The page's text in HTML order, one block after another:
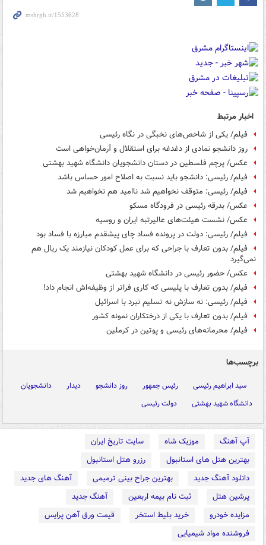
اخبار مرتبط
فیلم/ یکی از شاخص‌های نخبگی در نگاه رئیسی
روز دانشجو نمادی از دغدغه برای استقلال و آرمان‌خواهی است
عکس/ پرچم فلسطین در دستان دانشجویان دانشگاه شهید بهشتی
فیلم/ رئیسی: دانشجو باید نسبت به اصلاح امور حساس باشد
فیلم/ رئیسی: متوقف نخواهیم شد ناامید هم نخواهیم شد
عکس/ بدرقه رئیسی در فرودگاه مسکو
عکس/ نشست هیئت‌های عالیرتبه ایران و روسیه
فیلم/ رئیسی: دولت در پرونده فساد چای پیشقدم مبارزه با فساد بود
فیلم/ بدون تعارف با جراحی که برای عمل کودکان نیازمند یک ریال هم
نمی‌گیرد
عکس/ حضور رئیسی در دانشگاه شهید بهشتی
فیلم/ بدون تعارف با پلیسی که کاری فراتر از وظیفه‌اش انجام داد!
فیلم/ رئیسی: نه سازش نه تسلیم نبرد با اسرائیل
فیلم/ بدون تعارف با یکی از درختکاران نمونه‌ کشور
فیلم/ محرمانه‌های رئیسی و پوتین در کرملین
برچسب‌ها
سید ابراهیم رئیسی رئیس جمهور روز دانشجو دیدار
دانشجویان
دانشگاه شهید بهشتی
دولت رئیسی
آپ آهنگ موزیک شاه
سایت تاریخ ایران
بهترین هتل های استانبول
رزرو هتل استانبول
دانلود آهنگ جدید
بهترین جراح بینی ترمیمی
آهنگ های جدید
پرشین هتل
ثبت نام بیمه اربعین
آهنگ جدید
مزایده خودرو
خرید بلیط استخر
قیمت ورق آهن پرایس
فروشنده مواد شیمیایی